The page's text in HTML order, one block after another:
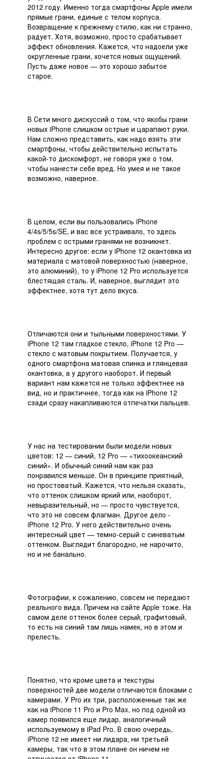
2012 году. Именно тогда смартфоны Apple имели
прямые грани, единые с телом корпуса.
Возвращение к прежнему стилю, как ни странно,
радует. Хотя, возможно, просто срабатывает
эффект обновления. Кажется, что надоели уже
округленные грани, хочется новых ощущений.
Пусть даже новое — это хорошо забытое
старое.
В Сети много дискуссий о том, что якобы грани
новых iPhone слишком острые и царапают руки.
Нам сложно представить, как надо взять эти
смартфоны, чтобы действительно испытать
какой-то дискомфорт, не говоря уже о том,
чтобы нанести себе вред. Но умея и не такое
возможно, наверное.
В целом, если вы пользовались iPhone
4/4s/5/5s/SE, и вас все устраивало, то здесь
проблем с острыми гранями не возникнет.
Интересно другое: если у iPhone 12 окантовка из
материала с матовой поверхностью (наверное,
это алюминий), то у iPhone 12 Pro используется
блестящая сталь. И, наверное, выглядит это
эффектнее, хотя тут дело вкуса.
Отличаются они и тыльными поверхностями. У
iPhone 12 там гладкое стекло, iPhone 12 Pro —
стекло с матовым покрытием. Получается, у
одного смартфона матовая спинка и глянцевая
окантовка, а у другого наоборот. И первый
вариант нам кажется не только эффектнее на
вид, но и практичнее, тогда как на iPhone 12
сзади сразу накапливаются отпечатки пальцев.
У нас на тестировании были модели новых
цветов: 12 — синий, 12 Pro — «тихоокеанский
синий». И обычный синий нам как раз
понравился меньше. Он в принципе приятный,
но простоватый. Кажется, что нельзя сказать,
что оттенок слишком яркий или, наоборот,
невыразительный, но — просто чувствуется,
что это не совсем флагман. Другое дело -
iPhone 12 Pro. У него действительно очень
интересный цвет — темно-серый с синеватым
оттенком. Выглядит благородно, не нарочито,
но и не банально.
Фотографии, к сожалению, совсем не передают
реального вида. Причем на сайте Apple тоже. На
самом деле оттенок более серый, графитовый,
то есть на синий там лишь намек, но в этом и
прелесть.
Понятно, что кроме цвета и текстуры
поверхностей две модели отличаются блоками с
камерами. У Pro их три, расположенные так же
как на iPhone 11 Pro и Pro Max, но под одной из
камер появился еще лидар, аналогичный
используемому в iPad Pro. В свою очередь,
iPhone 12 не имеет ни лидара, ни третьей
камеры, так что в этом плане он ничем не